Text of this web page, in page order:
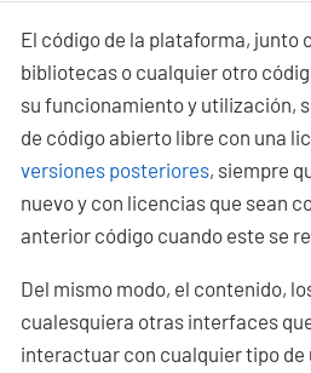
El código de la plataforma, junto
bibliotecas o cualquier otro
su funcionamiento y utilización,
de código abierto libre con una
versiones posteriores, siempre
nuevo y con licencias que sean
anterior código cuando este se
Del mismo modo, el contenido,
cualesquiera otras interfaces
interactuar con cualquier tipo de